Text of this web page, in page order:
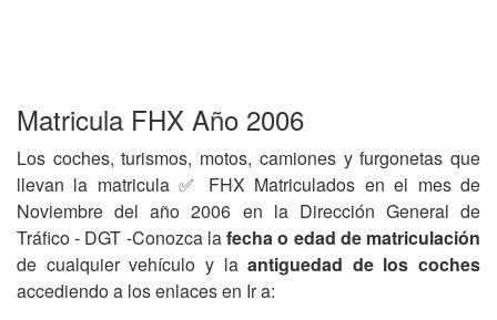
Matricula FHX Año 2006
Los coches, turismos, motos, camiones y furgonetas que
llevan la matricula ✅ FHX Matriculados en el mes de
Noviembre del año 2006 en la Dirección General de
Tráfico - DGT -Conozca lafecha o edad de matriculación
de cualquier vehículo y laantiguedad de los coches
accediendo a los enlaces en Ir a: